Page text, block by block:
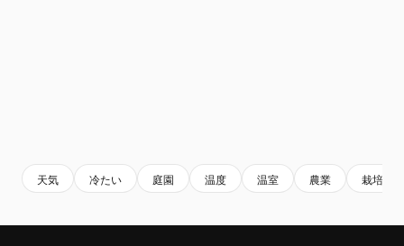
天気 冷たい 庭園 温度 温室 農業 栽培